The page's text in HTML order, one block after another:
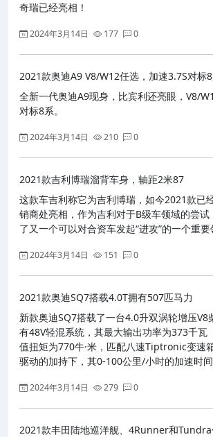
奇瑞已经亮相！
2024年3月14日 177 0
2021款奥迪A9 V8/W12任选，加速3.7S对标
全新一代奥迪A9现身，比宾利还亮眼，V8/
对标8系。
2024年3月14日 210 0
2021款吉利博瑞溜背车身，轴距2米87
这款车吉利称它为吉利博瑞，如今2021款已
销商处亮相，作为吉利对于B级车领域的尝试
了又一个可以对合资车发起“进攻”的一个重要
2024年3月14日 151 0
2021款奥迪SQ7搭载4.0T拥有507匹马力
新款奥迪SQ7搭载了一台4.0升双涡轮增压V8
有48V轻混系统，其最大输出功率为373千瓦
值扭矩为770牛·米，匹配八速Tiptronic变速
驱动的加持下，其0-100公里/小时的加速时间
2024年3月14日 279 0
2021款丰田陆地巡洋舰、4Runner和